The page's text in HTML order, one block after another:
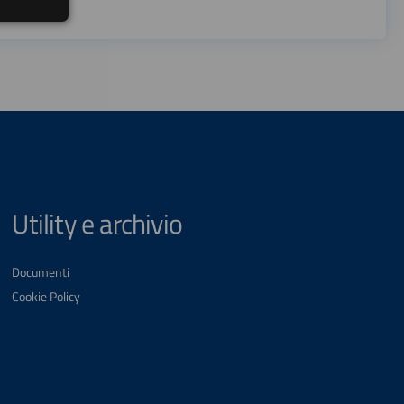
Utility e archivio
Documenti
Cookie Policy